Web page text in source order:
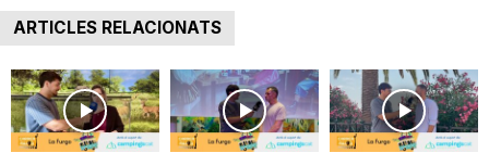
g
o
ARTICLES RELACIONATS